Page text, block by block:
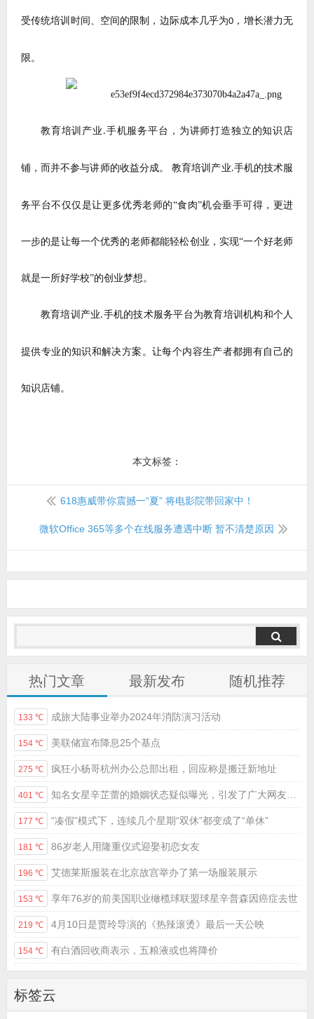
受传统培训时间、空间的限制，边际成本几乎为0 ，增长潜力无
限。
教育培训产业 .手机服务平台，为讲师打造独立的知识店
铺，而并不参与讲师的收益分成。 教育培训产业.手机的技术服
务平台不仅仅是让更多优秀老师的“食肉”机会垂手可得，更进
一步的是让每一个优秀的老师都能轻松创业，实现“一个好老师
就是一所好学校”的创业梦想。
教育培训产业.手机的技术服务平台为教育培训机构和个人
提供专业的知识和解决方案。让每个内容生产者都拥有自己的
知识店铺。
本文标签：
618惠威带你震撼一“夏” 将电影院带回家中！
微软Office 365等多个在线服务遭遇中断 暂不清楚原因
热门文章 最新发布 随机推荐
133 ℃ 成旅大陆事业举办2024年消防演习活动
154 ℃ 美联储宣布降息25个基点
275 ℃ 疯狂小杨哥杭州办公总部出租，回应称是搬迁新地址
401 ℃ 知名女星辛芷蕾的婚姻状态疑似曝光，引发了广大网友的热议
177 ℃ “凑假”模式下，连续几个星期“双休”都变成了“单休”
181 ℃ 86岁老人用隆重仪式迎娶初恋女友
196 ℃ 艾德莱斯服装在北京故宫举办了第一场服装展示
153 ℃ 享年76岁的前美国职业橄榄球联盟球星辛普森因癌症去世
219 ℃ 4月10日是贾玲导演的《热辣滚烫》最后一天公映
154 ℃ 有白酒回收商表示，五粮液或也将降价
标签云